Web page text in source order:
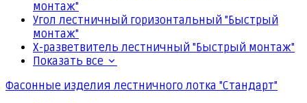
монтаж"
Угол лестничный горизонтальный "Быстрый
монтаж"
Х-разветвитель лестничный "Быстрый монтаж"
Показать все
Фасонные изделия лестничного лотка "Стандарт"